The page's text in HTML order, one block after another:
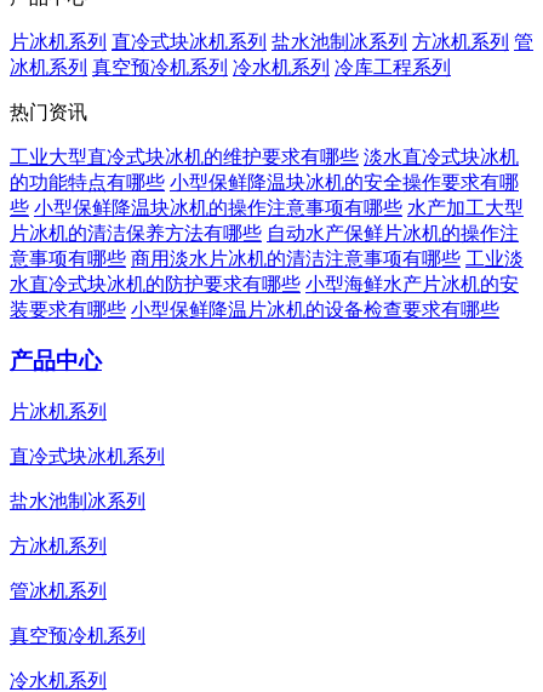
片冰机系列 直冷式块冰机系列 盐水池制冰系列 方冰机系列 管
冰机系列 真空预冷机系列 冷水机系列 冷库工程系列
热门资讯
工业大型直冷式块冰机的维护要求有哪些 淡水直冷式块冰机
的功能特点有哪些 小型保鲜降温块冰机的安全操作要求有哪
些 小型保鲜降温块冰机的操作注意事项有哪些 水产加工大型
片冰机的清洁保养方法有哪些 自动水产保鲜片冰机的操作注
意事项有哪些 商用淡水片冰机的清洁注意事项有哪些 工业淡
水直冷式块冰机的防护要求有哪些 小型海鲜水产片冰机的安
装要求有哪些 小型保鲜降温片冰机的设备检查要求有哪些
产品中心
片冰机系列
直冷式块冰机系列
盐水池制冰系列
方冰机系列
管冰机系列
真空预冷机系列
冷水机系列